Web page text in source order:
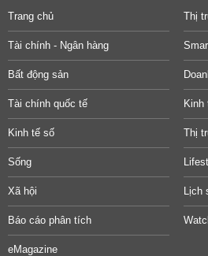
Trang chủ Thị
Tài chính - Ngân hàng
Bất động sản
Tài chính quốc tế
Kinh tế số Thị
Sống
Xã hội Lịch
Báo cáo phân tích
eMagazine